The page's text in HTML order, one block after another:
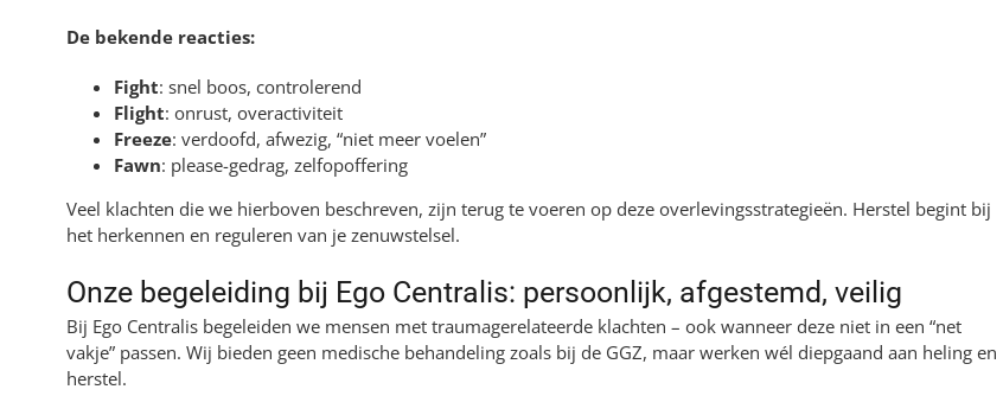
De bekende reacties:
Fight: snel boos, controlerend
Flight: onrust, overactiviteit
Freeze: verdoofd, afwezig, “niet meer voelen”
Fawn: please-gedrag, zelfopoffering
Veel klachten die we hierboven beschreven, zijn terug te voeren op deze overlevingsstrategieën. Herstel begint bij
het herkennen en reguleren van je zenuwstelsel.
Onze begeleiding bij Ego Centralis: persoonlijk, afgestemd, veilig
Bij Ego Centralis begeleiden we mensen met traumagerelateerde klachten – ook wanneer deze niet in een “net
vakje” passen. Wij bieden geen medische behandeling zoals bij de GGZ, maar werken wél diepgaand aan heling en
herstel.